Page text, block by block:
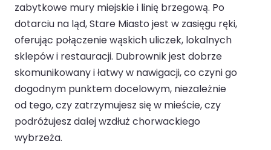
zabytkowe mury miejskie i linię brzegową. Po
dotarciu na ląd, Stare Miasto jest w zasięgu ręki,
oferując połączenie wąskich uliczek, lokalnych
sklepów i restauracji. Dubrownik jest dobrze
skomunikowany i łatwy w nawigacji, co czyni go
dogodnym punktem docelowym, niezależnie
od tego, czy zatrzymujesz się w mieście, czy
podróżujesz dalej wzdłuż chorwackiego
wybrzeża.